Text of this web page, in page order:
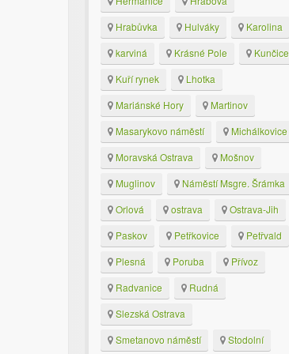
Hrabůvka
Hulváky
Karolina
karviná
Krásné Pole
Kunčice
Kuří rynek
Lhotka
Mariánské Hory
Martinov
Masarykovo náměstí
Michálkovice
Moravská Ostrava
Mošnov
Muglinov
Náměstí Msgre. Šrámka
Orlová
ostrava
Ostrava-Jih
Paskov
Petřkovice
Petřvald
Plesná
Poruba
Přívoz
Radvanice
Rudná
Slezská Ostrava
Smetanovo náměstí
Stodolní